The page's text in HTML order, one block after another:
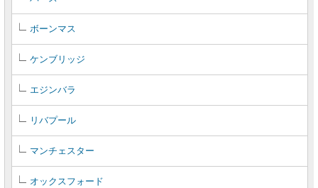
ボーンマス
ケンブリッジ
エジンバラ
リバプール
マンチェスター
オックスフォード